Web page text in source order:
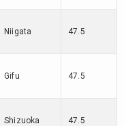
Niigata 47.5
Gifu 47.5
Shizuoka 47.5